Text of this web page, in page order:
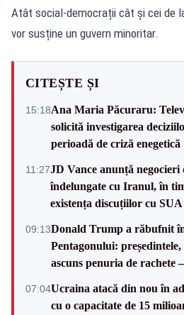
Atât social-democrații cât și cei de
vor susține un guvern minoritar.
CITEȘTE ȘI
15:18Ana Maria Păcuraru:
solicită investigarea
perioadă de criză enegetică
11:27JD Vance anunță negocieri
îndelungate cu Iranul, în
existența discuțiilor cu SUA
09:13Donald Trump a răbufnit
Pentagonului:
ascuns penuria de rachete
07:04Ucraina atacă din nou în
cu o capacitate de 15